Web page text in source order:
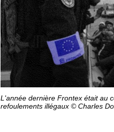
L'année dernière Frontex était au
refoulements illégaux © Charles